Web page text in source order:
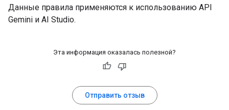
Данные правила применяются к использованию API
Gemini и AI Studio.
Эта информация оказалась полезной?
Отправить отзыв